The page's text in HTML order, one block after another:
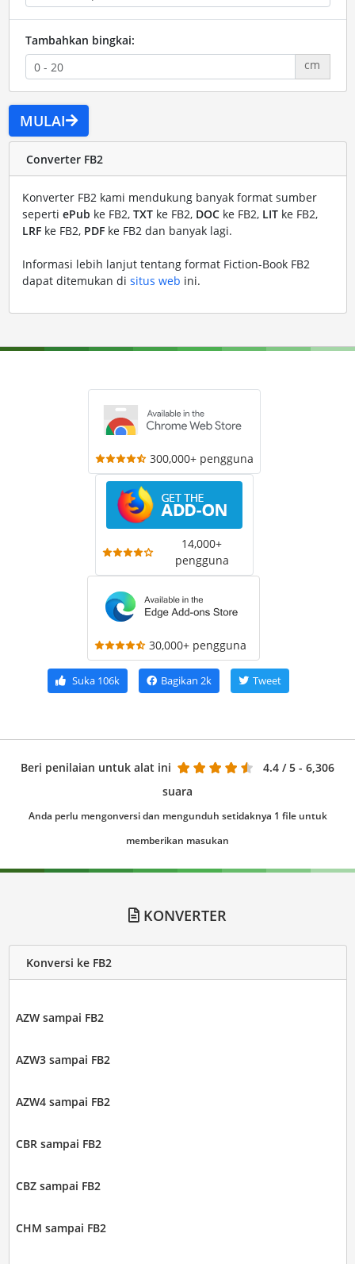
Tambahkan bingkai:
cm
MULAI
Converter FB2
Konverter FB2 kami mendukung banyak format sumber
seperti ePub ke FB2, TXTke FB2, DOCke FB2, LITke FB2,
LRFke FB2, PDFke FB2 dan banyak lagi.
Informasi lebih lanjut tentang format Fiction-Book FB2
dapat ditemukan di situs web ini.
300,000+ pengguna
14,000+
pengguna
30,000+ pengguna
Suka106k Bagikan 2k Tweet
Beri penilaian untuk alat ini 4.4 / 5 - 6,306
suara
Anda perlu mengonversi dan mengunduh setidaknya 1 file untuk
memberikan masukan
KONVERTER
Konversi ke FB2
AZW sampai FB2
AZW3 sampai FB2
AZW4 sampai FB2
CBR sampai FB2
CBZ sampai FB2
CHM sampai FB2